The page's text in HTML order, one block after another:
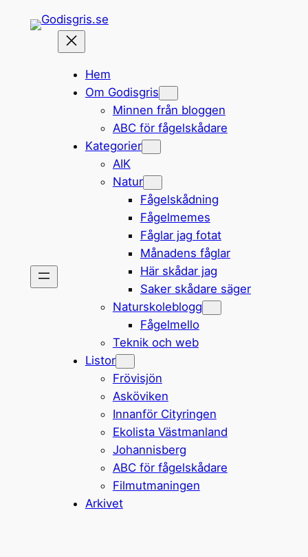
Hem
Om Godisgris
Minnen från bloggen
ABC för fågelskådare
Kategorier
AIK
Natur
Fågelskådning
Fågelmemes
Fåglar jag fotat
Månadens fåglar
Här skådar jag
Saker skådare säger
Naturskoleblogg
Fågelmello
Teknik och web
Listor
Frövisjön
Asköviken
Innanför Cityringen
Ekolista Västmanland
Johannisberg
ABC för fågelskådare
Filmutmaningen
Arkivet